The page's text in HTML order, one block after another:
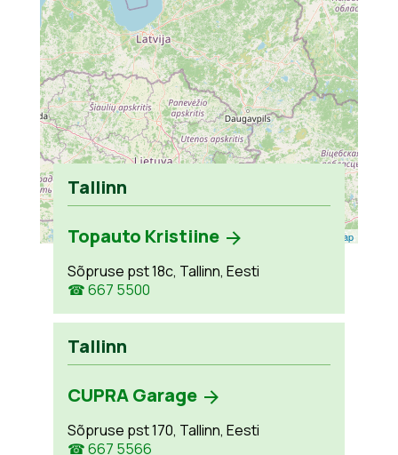
Leaflet OpenStreetMap
Tallinn
Topauto Kristiine
Sõpruse pst 18c, Tallinn, Eesti
☎ 667 5500
Tallinn
CUPRA Garage
Sõpruse pst 170, Tallinn, Eesti
☎ 667 5566